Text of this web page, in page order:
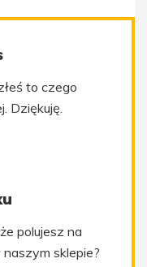
to czego
Dziękuję.
polujesz na
sklepie?